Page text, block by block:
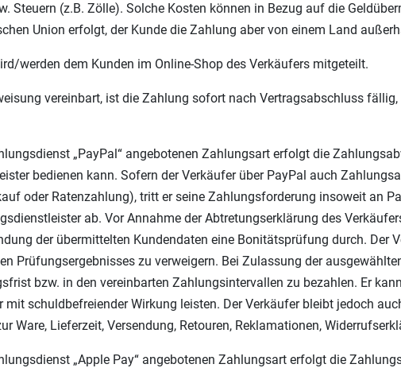
Steuern (z.B. Zölle). Solche Kosten können in Bezug auf die
Union erfolgt, der Kunde die Zahlung aber von einem Land
werden dem Kunden im Online-Shop des Verkäufers mitgeteilt.
vereinbart, ist die Zahlung sofort nach Vertragsabschluss
„PayPal“ angebotenen Zahlungsart erfolgt die
bedienen kann. Sofern der Verkäufer über PayPal auch
oder Ratenzahlung), tritt er seine Zahlungsforderung insoweit an
ab. Vor Annahme der Abtretungserklärung des
der übermittelten Kundendaten eine Bonitätsprüfung durch. Der
Prüfungsergebnisses zu verweigern. Bei Zulassung der
bzw. in den vereinbarten Zahlungsintervallen zu bezahlen. Er
schuldbefreiender Wirkung leisten. Der Verkäufer bleibt jedoch
Ware, Lieferzeit, Versendung, Retouren, Reklamationen,
„Apple Pay“ angebotenen Zahlungsart erfolgt die